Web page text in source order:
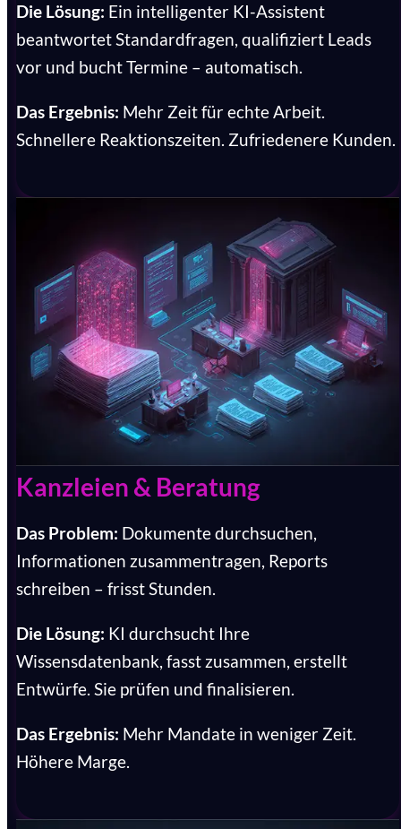
Die Lösung: Ein intelligenter KI-Assistent
beantwortet Standardfragen, qualifiziert Leads
vor und bucht Termine – automatisch.
Das Ergebnis: Mehr Zeit für echte Arbeit.
Schnellere Reaktionszeiten. Zufriedenere Kunden.
Kanzleien & Beratung
Das Problem: Dokumente durchsuchen,
Informationen zusammentragen, Reports
schreiben – frisst Stunden.
Die Lösung: KI durchsucht Ihre
Wissensdatenbank, fasst zusammen, erstellt
Entwürfe. Sie prüfen und finalisieren.
Das Ergebnis: Mehr Mandate in weniger Zeit.
Höhere Marge.